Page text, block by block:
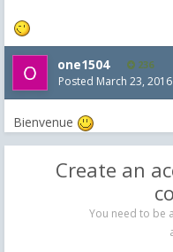
one1504 236
Posted March 23, 2016
Bienvenue
Create an
You need to be